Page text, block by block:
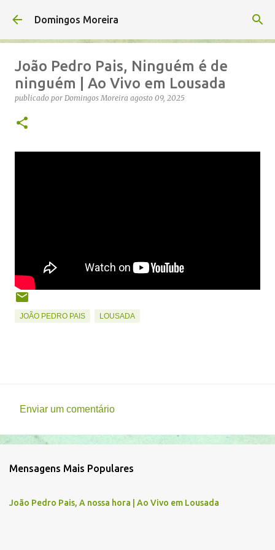
Avançar para o conteúdo principal
Domingos Moreira
João Pedro Pais, Ninguém é de
ninguém | Ao Vivo em Lousada
publicado por Domingos Moreira agosto 09, 2025
JOÃO PEDRO PAIS LOUSADA
e
t
Enviar um comentário
Mensagens Mais Populares
João Pedro Pais, A nossa hora | Ao Vivo em Lousada